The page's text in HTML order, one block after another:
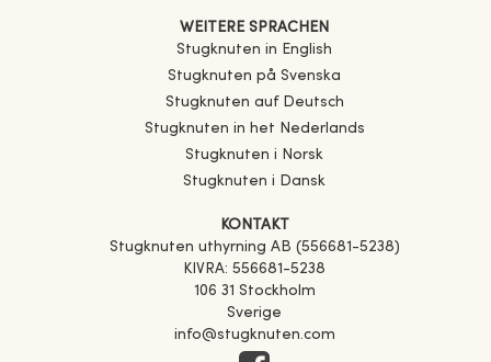
WEITERE SPRACHEN
Stugknuten in English
Stugknuten på Svenska
Stugknuten auf Deutsch
Stugknuten in het Nederlands
Stugknuten i Norsk
Stugknuten i Dansk
KONTAKT
Stugknuten uthyrning AB (556681-5238)
KIVRA: 556681-5238
106 31 Stockholm
Sverige
info@stugknuten.com